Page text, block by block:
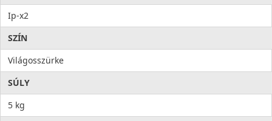
Ip-x2
SZÍN
Világosszürke
SÚLY
5 kg